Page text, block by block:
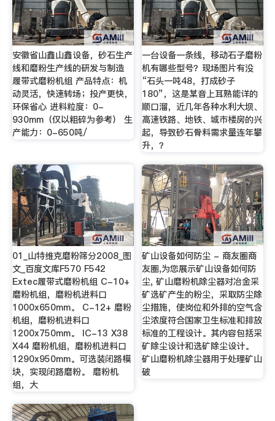
安徽省山鑫山鑫设备，砂石生产
线和磨粉生产线的研发与制造
履带式磨粉机组 产品特点：机
动灵活，快速转场；投产更快，
环保省心 进料粒度：0-
930mm（仅以粗碎为参考） 生
产能力：0-650吨/
一台设备一条线，移动石子磨粉
机有哪些型号？现场图片有没
“石头一吨48，打成砂子
180”，这是某音上耳熟能详的
顺口溜，近几年各种水利大坝、
高速铁路、地铁、城市楼房的兴
起，导致砂石骨料需求量连年攀
升，？
01_山特维克磨粉筛分2008_图
文_百度文库F570 F542
Extec履带式磨粉机组 C-10+
磨粉机组，磨粉机进料口
1000x650mm。 C-12+ 磨粉
机组，磨粉机进料口
1200x750mm。 IC-13 X38
X44 磨粉机组，磨粉机进料口
1290x950mm。可选装闭路模
块，实现闭路磨粉。 磨粉机
组，大
矿山设备如何防尘 - 商友圈商
友圈,为您展示矿山设备如何防
尘, 矿山磨粉机除尘器对冶金采
矿选矿产生的粉尘，采取防尘除
尘措施，使岗位和外排的空气含
尘浓度符合国家卫生标准和排放
标准的工程设计。其内容包括采
矿除尘设计和选矿除尘设计。
矿山磨粉机除尘器用于处理矿山
破